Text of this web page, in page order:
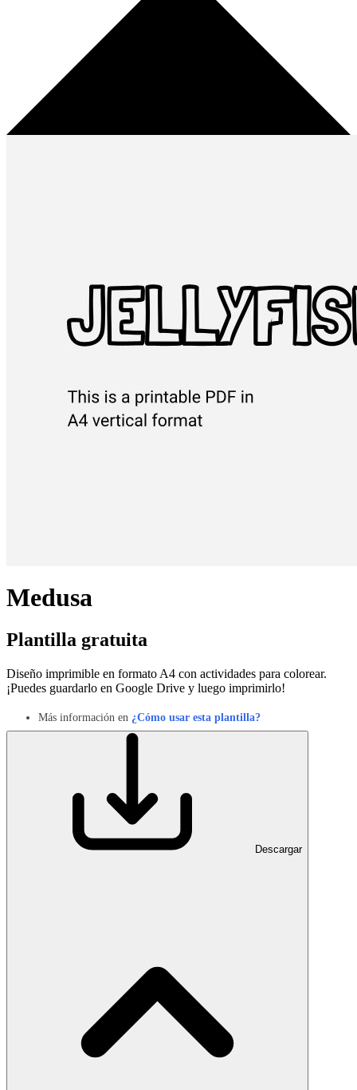
Medusa
Plantilla gratuita
Diseño imprimible en formato A4 con actividades para colorear.
¡Puedes guardarlo en Google Drive y luego imprimirlo!
Más información en ¿Cómo usar esta plantilla?
Descargar